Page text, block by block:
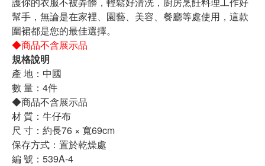
幫手，無論是在家裡、園藝、美容、餐廳等處使用，這款
圍裙都是您的最佳選擇。
◆商品不含展示品
規格說明
產 地：中國
數 量：4件
◆商品不含展示品
材 質：牛仔布
尺 寸：約長76 × 寬69cm
保存方式：置於乾燥處
編 號：539A-4